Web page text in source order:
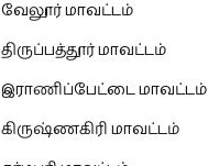
வேலூர் மாவட்டம்
திருப்பத்தூர் மாவட்டம்
இராணிப்பேட்டை மாவட்டம்
கிருஷ்ணகிரி மாவட்டம்